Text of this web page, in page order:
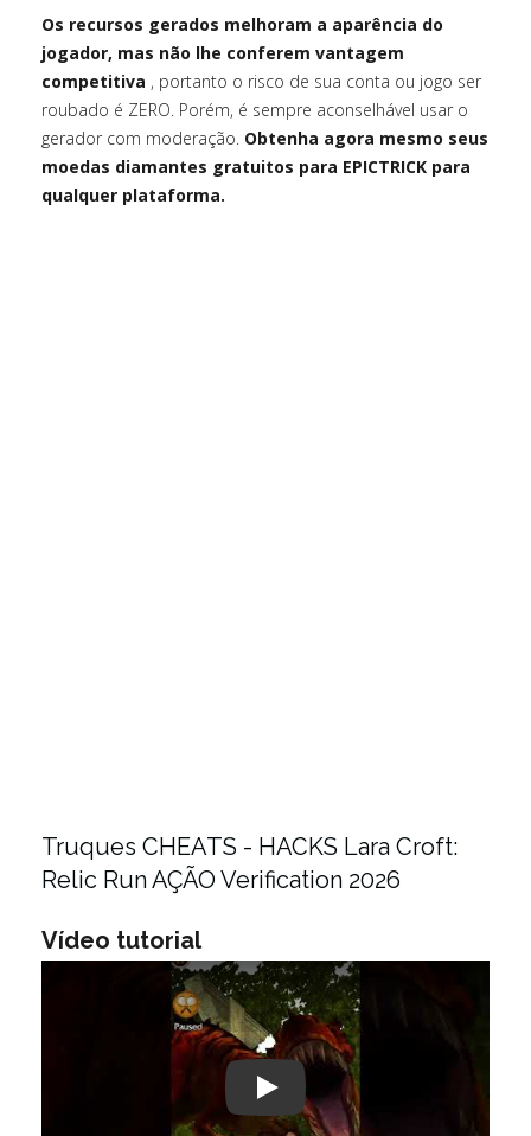
Os recursos gerados melhoram a aparência do
jogador, mas não lhe conferem vantagem
competitiva , portanto o risco de sua conta ou jogo ser
roubado é ZERO. Porém, é sempre aconselhável usar o
gerador com moderação. Obtenha agora mesmo seus
moedas diamantes gratuitos para EPICTRICK para
qualquer plataforma.
Truques CHEATS - HACKS Lara Croft:
Relic Run AÇÃO Verification 2026
Vídeo tutorial
Play: Keynote (Google I/O '18)